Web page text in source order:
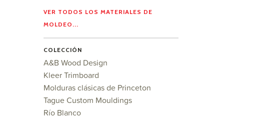
VER TODOS LOS MATERIALES DE
MOLDEO...
COLECCIÓN
A&B Wood Design
Kleer Trimboard
Molduras clásicas de Princeton
Tague Custom Mouldings
Río Blanco